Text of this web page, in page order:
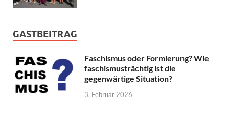
GASTBEITRAG
Faschismus oder Formierung? Wie
faschismusträchtig ist die
gegenwärtige Situation?
3. Februar 2026